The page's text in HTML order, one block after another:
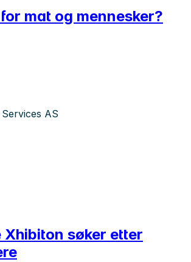
mat og mennesker?
AS
Xhibiton søker etter